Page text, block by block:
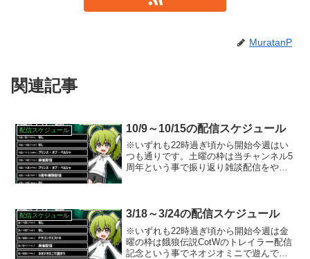
MuratanP
関連記事
配信スケジュール 10/9～10/15の配信スケジュール
※いずれも22時過ぎ頃から開始今週はい
つも通りです。土曜の枠は当チャンネル5
周年という事で振り返り雑談配信をやり
配信スケジュール 3/18～3/24の配信スケジュール
※いずれも22時過ぎ頃から開始今週は金
曜の枠は餓狼伝説CotWのトレイラー配信
記念という事でネオジオミニで遊んでい